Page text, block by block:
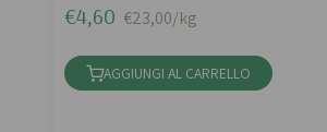
€4,60 €23,00/kg
AGGIUNGI AL CARRELLO